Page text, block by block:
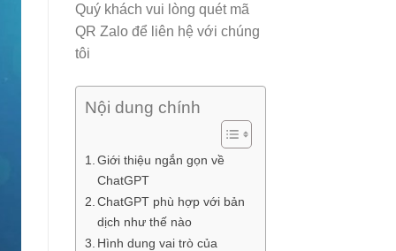
Quý khách vui lòng quét mã
QR Zalo để liên hệ với chúng
tôi
Nội dung chính
Giới thiệu ngắn gọn về
ChatGPT
ChatGPT phù hợp với bản
dịch như thế nào
Hình dung vai trò của